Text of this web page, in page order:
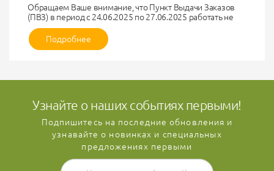
Обращаем Ваше внимание, что Пункт Выдачи Заказов
(ПВЗ) в период с 24.06.2025 по 27.06.2025 работать не
будет. Приносим свои извинения за доставленные
неудобства.
Подробнее
Узнайте о наших событиях первыми!
Подпишитесь на последние обновления и
узнавайте о новинках и специальных
предложениях первыми